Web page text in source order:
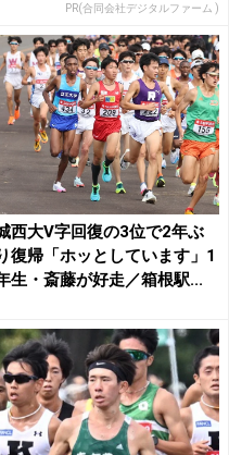
PR(合同会社デジタルファーム )
西大V字回復の3位で2年ぶ
復帰「ホッとしています」1
生・斎藤が好走／箱根駅...